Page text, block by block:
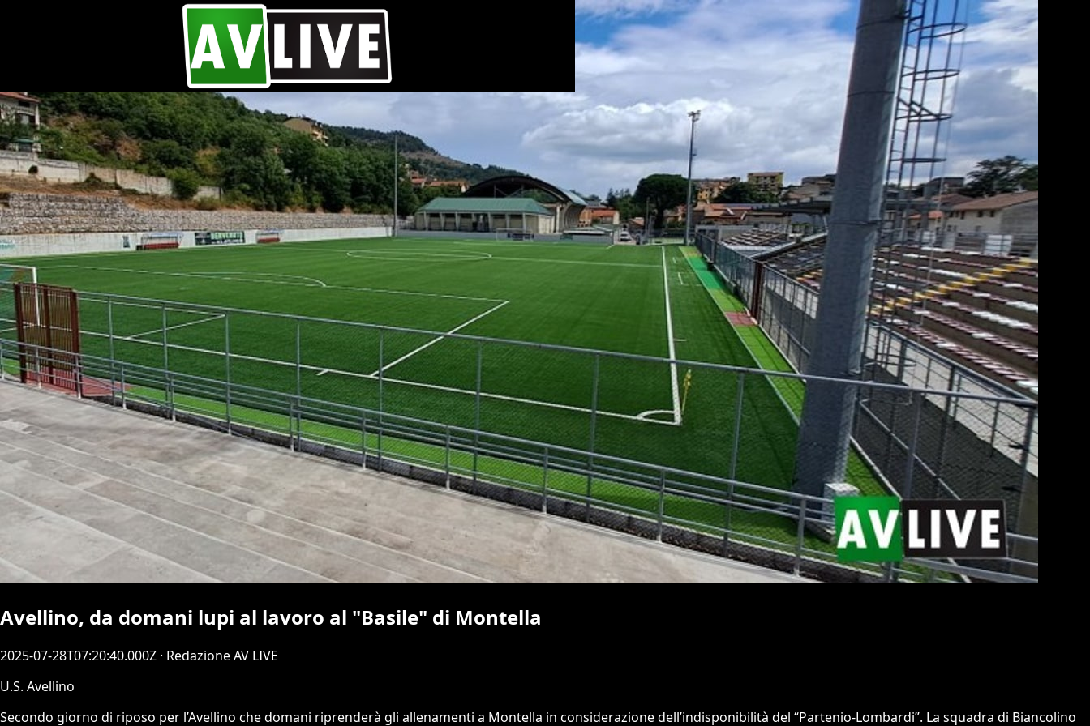
Avellino, da domani lupi al lavoro al "Basile" di Montella
2025-07-28T07:20:40.000Z · Redazione AV LIVE
U.S. Avellino
Secondo giorno di riposo per l’Avellino che domani riprenderà gli allenamenti a Montella in considerazione dell’indisponibilità del “Partenio-Lombardi”. La squadra di Biancolino